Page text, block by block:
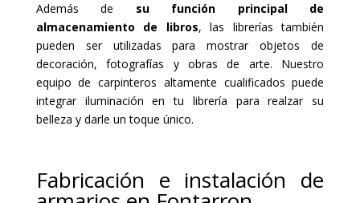
Además de su función principal de
almacenamiento de libros, las librerías también
pueden ser utilizadas para mostrar objetos de
decoración, fotografías y obras de arte. Nuestro
equipo de carpinteros altamente cualificados puede
integrar iluminación en tu librería para realzar su
belleza y darle un toque único.
Fabricación e instalación de